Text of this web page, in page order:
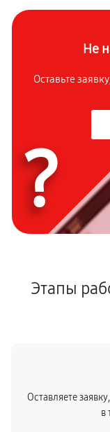
Не
Оставьте
?
Этапы
Оставляете
в